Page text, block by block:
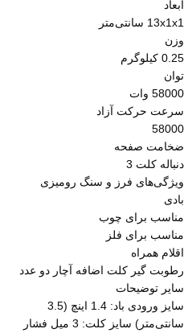
ابعاد
13x1x1 سانتی‌متر
وزن
0.25 کیلوگرم
توان
58000 وات
سرعت حرکت آزاد
58000
ضخامت صفحه
دنباله کلت 3
ویژگی‌های فرز و سنگ رومیزی
بادی
مناسب برای چوب
مناسب برای فلز
اقلام همراه
رطوبت گیر کلت اضافه آچار دو عدد
سایر توضیحات
سایز ورودی باد: 1.4 اینچ (3.5
سانتی‌متر) سایز کلت: 3 میل فشار